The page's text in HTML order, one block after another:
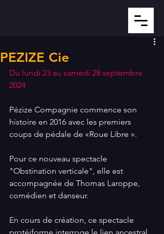
PEZIZE Cie
Du lundi 23 au samedi 28 septembre
2024
Pézize Compagnie commence son
histoire en 2016 avec les premiers
coups de pédale de «Roue Libre ».
Pour ce nouveau spectacle
"Obstination verticale", elle est
accompagnée de Thomas Laroppe,
comédien et danseur.
En cours de création, ce spectacle